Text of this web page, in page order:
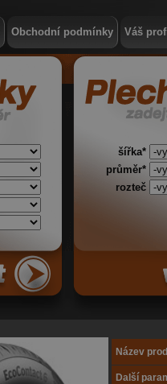
Obchodní podmínky Váš
šířka*
průměr*
rozteč
Název
Další